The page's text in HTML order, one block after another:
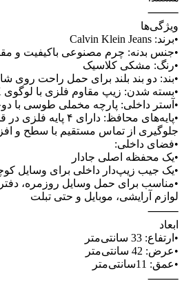
⸻
ویژگی‌ها
•برند: Calvin Klein Jeans
•جنس بدنه: چرم مصنوعی باکیفیت و
•رنگ: مشکی کلاسیک
•بند: دو بند بلند برای حمل راحت روی
•بسته شدن: زیپ مقاوم فلزی با لوگوی CK روی سرزیپ
•آستر داخلی: پارچه مخملی طوسی با
•پایه‌های محافظ: دارای
جلوگیری از تماس مستقیم با سطح و
•فضای داخلی:
•یک محفظه اصلی جادار
•یک جیب زیپ‌دار داخلی برای وسایل
•مناسب برای حمل وسایل روزمره،
لوازم آرایشی، موبایل و حتی تبلت
⸻
ابعاد
•ارتفاع: 33 سانتی‌متر
•عرض: 42 سانتی‌متر
•عمق: 11سانتی‌متر
⸻